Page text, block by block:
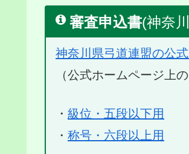
審査申込書(神奈
神奈川県弓道連盟の公
（公式ホームページ上
・ 級位・五段以下用
・ 称号・六段以上用